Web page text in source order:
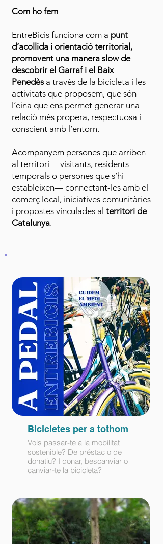
Com ho fem
EntreBicis funciona com a punt
d’acollida i orientació territorial,
promovent una manera slow de
descobrir el Garraf i el Baix
Penedèsa través de la bicicleta i les
activitats que proposem, que són
l’eina que ens permet generar una
relació més propera, respectuosa i
conscient amb l’entorn.
Acompanyem persones que arriben
al territori —visitants, residents
temporals o persones que s’hi
estableixen— connectant-les amb el
comerç local, iniciatives comunitàries
i propostes vinculades al territori de
Catalunya.
Bicicletes per a tothom
Vols passar-te a la mobilitat
sostenible? De préstac o de
donatiu? I donar, bescanviar o
canviar-te la bicicleta?